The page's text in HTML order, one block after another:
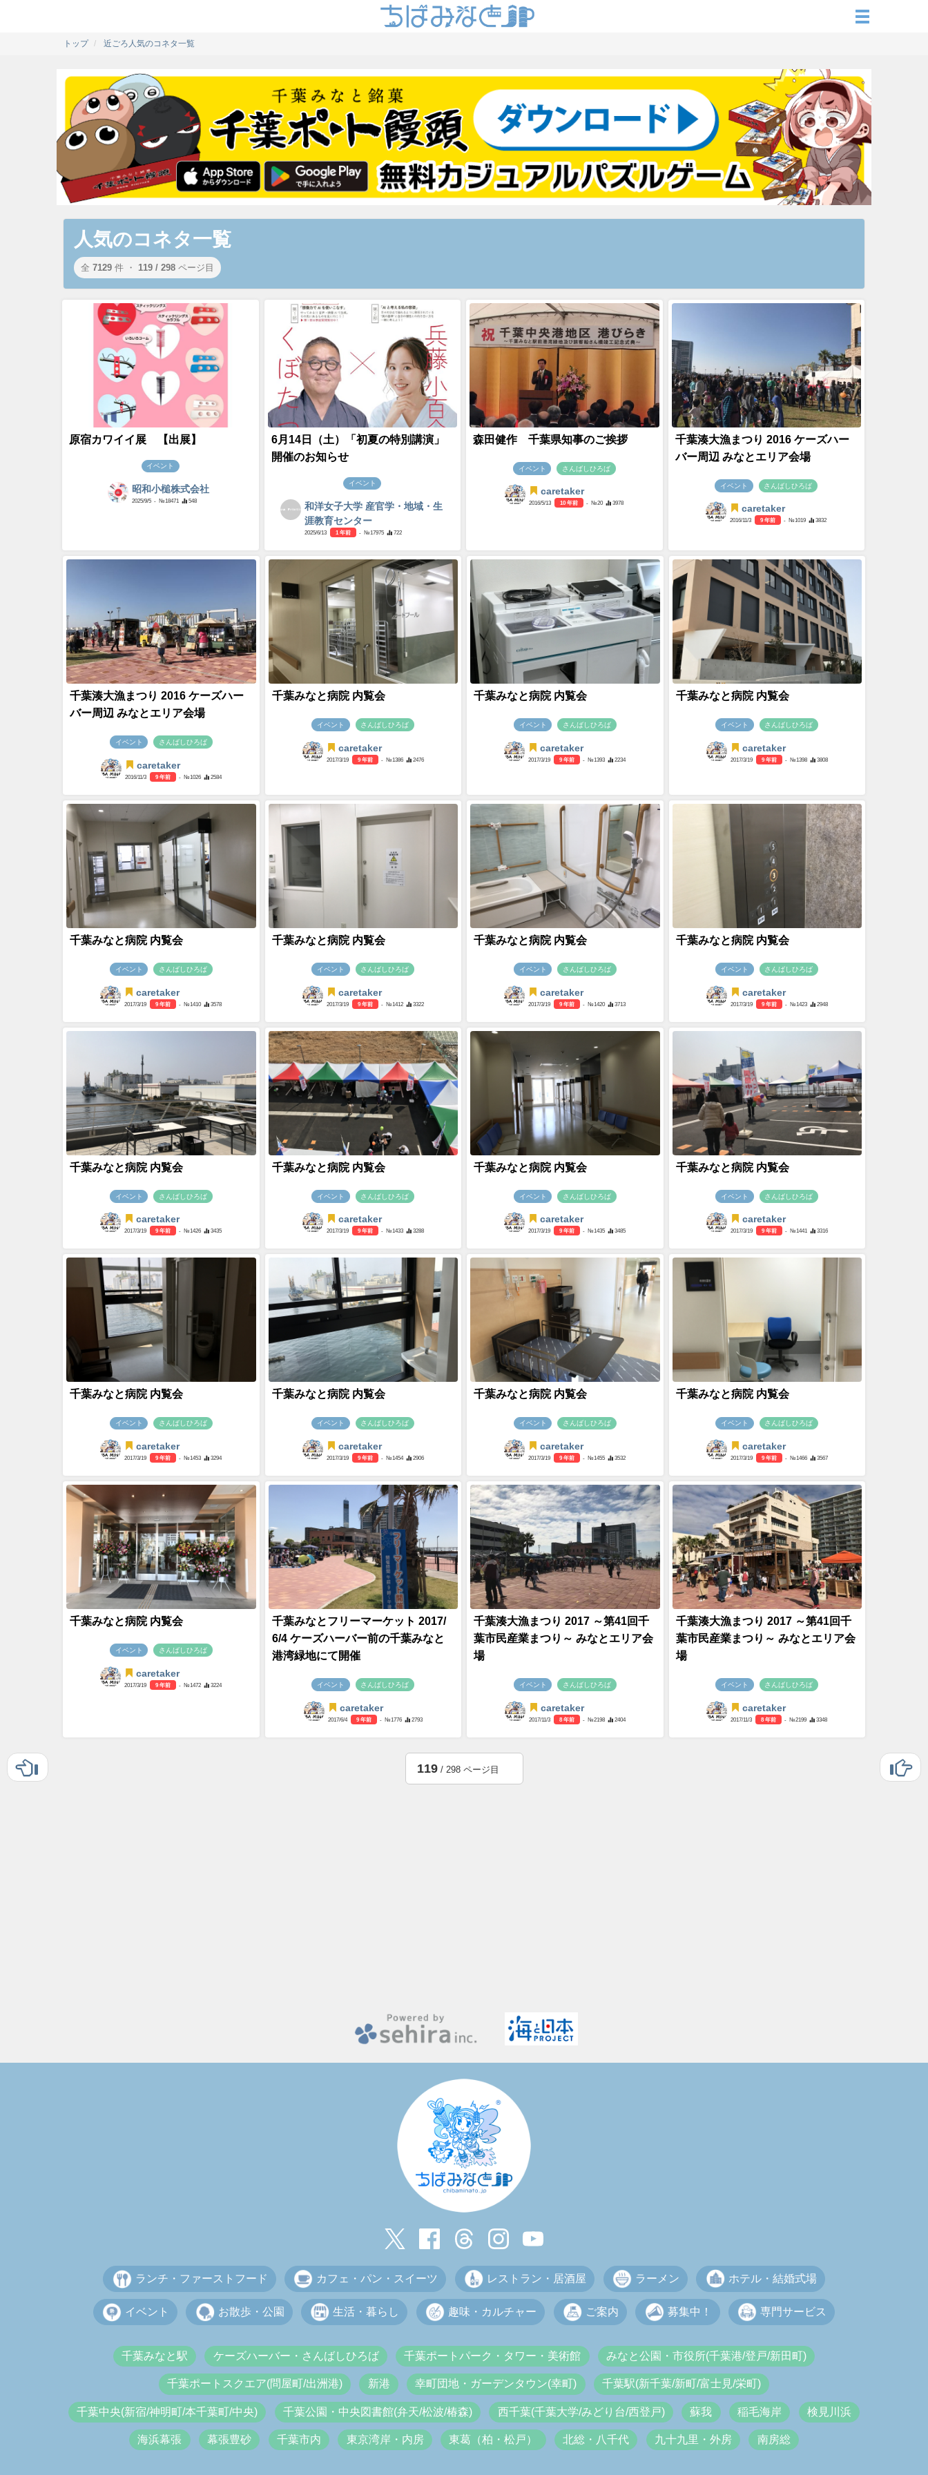
トップ 近ごろ人気のコネタ一覧
人気のコネタ一覧
全 7129 件 ・ 119 / 298 ページ目
原宿カワイイ展 【出展】
イベント
昭和小槌株式会社
2025/9/5 - №18471 548
6月14日（土）「初夏の特別講演」
開催のお知らせ
イベント
和洋女子大学 産官学・地域・生
涯教育センター
2025/6/13 1 年前 - №17975 722
森田健作 千葉県知事のご挨拶
イベント さんばしひろば
caretaker
2016/5/13 10 年前 - №20 3978
千葉湊大漁まつり 2016 ケーズハー
バー周辺 みなとエリア会場
イベント さんばしひろば
caretaker
2016/11/3 9 年前 - №1019 3832
千葉湊大漁まつり 2016 ケーズハー
バー周辺 みなとエリア会場
イベント さんばしひろば
caretaker
2016/11/3 9 年前 - №1026 2584
千葉みなと病院 内覧会
イベント さんばしひろば
caretaker
2017/3/19 9 年前 - №1386 2476
千葉みなと病院 内覧会
イベント さんばしひろば
caretaker
2017/3/19 9 年前 - №1393 2234
千葉みなと病院 内覧会
イベント さんばしひろば
caretaker
2017/3/19 9 年前 - №1398 3808
千葉みなと病院 内覧会
イベント さんばしひろば
caretaker
2017/3/19 9 年前 - №1410 3578
千葉みなと病院 内覧会
イベント さんばしひろば
caretaker
2017/3/19 9 年前 - №1412 3322
千葉みなと病院 内覧会
イベント さんばしひろば
caretaker
2017/3/19 9 年前 - №1420 3713
千葉みなと病院 内覧会
イベント さんばしひろば
caretaker
2017/3/19 9 年前 - №1423 2948
千葉みなと病院 内覧会
イベント さんばしひろば
caretaker
2017/3/19 9 年前 - №1426 3435
千葉みなと病院 内覧会
イベント さんばしひろば
caretaker
2017/3/19 9 年前 - №1433 3288
千葉みなと病院 内覧会
イベント さんばしひろば
caretaker
2017/3/19 9 年前 - №1435 3485
千葉みなと病院 内覧会
イベント さんばしひろば
caretaker
2017/3/19 9 年前 - №1441 3316
千葉みなと病院 内覧会
イベント さんばしひろば
caretaker
2017/3/19 9 年前 - №1453 3294
千葉みなと病院 内覧会
イベント さんばしひろば
caretaker
2017/3/19 9 年前 - №1454 2906
千葉みなと病院 内覧会
イベント さんばしひろば
caretaker
2017/3/19 9 年前 - №1455 3532
千葉みなと病院 内覧会
イベント さんばしひろば
caretaker
2017/3/19 9 年前 - №1466 3567
千葉みなと病院 内覧会
イベント さんばしひろば
caretaker
2017/3/19 9 年前 - №1472 3224
千葉みなとフリーマーケット 2017/
6/4 ケーズハーバー前の千葉みなと
港湾緑地にて開催
イベント さんばしひろば
caretaker
2017/6/4 9 年前 - №1776 2793
千葉湊大漁まつり 2017 ～第41回千
葉市民産業まつり～ みなとエリア会
場
イベント さんばしひろば
caretaker
2017/11/3 8 年前 - №2198 2404
千葉湊大漁まつり 2017 ～第41回千
葉市民産業まつり～ みなとエリア会
場
イベント さんばしひろば
caretaker
2017/11/3 8 年前 - №2199 3348
119/ 298 ページ目
ランチ・ファーストフード カフェ・パン・スイーツ レストラン・居酒屋 ラーメン ホテル・結婚式場
イベント お散歩・公園 生活・暮らし 趣味・カルチャー ご案内 募集中！ 専門サービス
千葉みなと駅 ケーズハーバー・さんばしひろば 千葉ポートパーク・タワー・美術館 みなと公園・市役所(千葉港/登戸/新田町)
千葉ポートスクエア(問屋町/出洲港) 新港 幸町団地・ガーデンタウン(幸町) 千葉駅(新千葉/新町/富士見/栄町)
千葉中央(新宿/神明町/本千葉町/中央) 千葉公園・中央図書館(弁天/松波/椿森) 西千葉(千葉大学/みどり台/西登戸) 蘇我 稲毛海岸 検見川浜
海浜幕張 幕張豊砂 千葉市内 東京湾岸・内房 東葛（柏・松戸） 北総・八千代 九十九里・外房 南房総